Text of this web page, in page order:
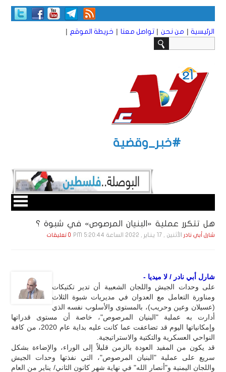
الرئيسية | من نحن | تواصل معنا | خريطة الموقع |
#خبر_وقضية
هل تتكرر عملية «البنيان المرصوص» في شبوة ؟
شارل أبي نادر الأثنين , 17 يـنـاير , 2022 الساعة 5:20:44 PM 0 تعليقات
شارل أبي نادر / لا ميديا -
على وحدات الجيش واللجان الشعبية أن تدير تكتيكات
ومناورة التعامل مع العدوان في مديريات شبوة الثلاث
(عسيلان وعين وحريب)، بالمستوى والأسلوب نفسه الذي
أدارت به عملية "البنيان المرصوص"، خاصة أن مستوى قدراتها
وإمكانياتها اليوم قد تضاعفت عما كانت عليه بداية عام 2020، من كافة
النواحي العسكرية والتكتية والاستراتيجية.
قد يكون من المفيد العودة بالزمن قليلاً إلى الوراء، والإضاءة بشكل
سريع على عملية "البنيان المرصوص"، التي نفذتها وحدات الجيش
واللجان اليمنية و"أنصار الله" في نهاية شهر كانون الثاني/ يناير من العام